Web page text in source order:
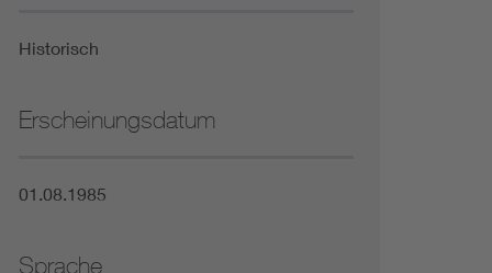
Historisch
Erscheinungsdatum
01.08.1985
Sprache